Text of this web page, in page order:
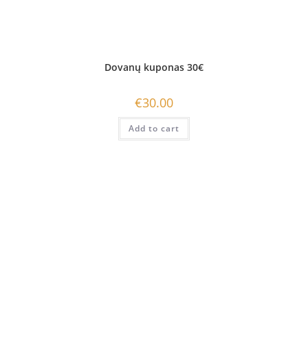
Dovanų kuponas 30€
€30.00
Add to cart